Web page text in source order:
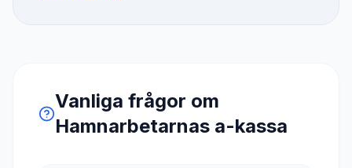
Vanliga frågor om
Hamnarbetarnas a-kassa